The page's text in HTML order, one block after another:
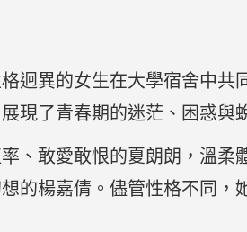
迥異的女生在大學宿舍中共
現了青春期的迷茫、困惑與
、敢愛敢恨的夏朗朗，溫柔
的楊嘉倩。儘管性格不同，